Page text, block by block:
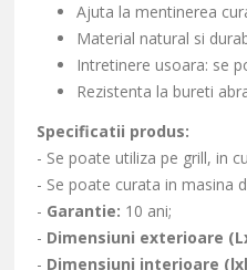
Ajuta la mentinerea
Material natural si
Intretinere usoara: se
Rezistenta la bureti
Specificatii produs:
- Se poate utiliza pe grill, in
- Se poate curata in masina
- Garantie: 10 ani;
- Dimensiuni exterioare
- Dimensiuni interioare